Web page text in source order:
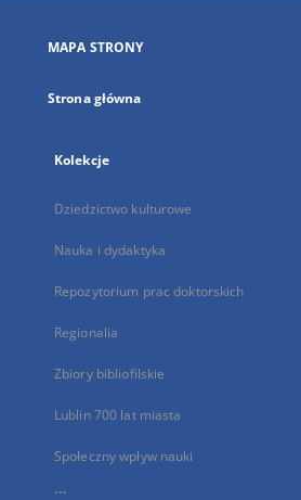
karcie
MAPA STRONY
Strona główna
Kolekcje
Dziedzictwo kulturowe
Nauka i dydaktyka
Repozytorium prac doktorskich
Regionalia
Zbiory bibliofilskie
Lublin 700 lat miasta
Społeczny wpływ nauki
...